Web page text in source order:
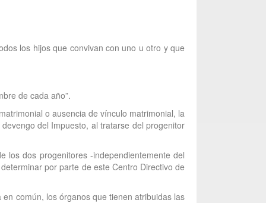
los hijos que convivan con uno u otro y que
de cada año”.
o ausencia de vínculo matrimonial, la
del Impuesto, al tratarse del progenitor
los dos progenitores -independientemente del
por parte de este Centro Directivo de
común, los órganos que tienen atribuidas las